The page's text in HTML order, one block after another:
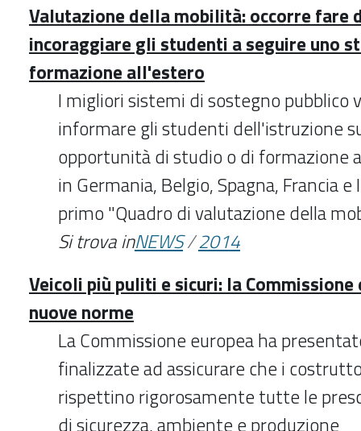
Valutazione della mobilità: occorre fare
incoraggiare gli studenti a seguire uno
formazione all'estero
I migliori sistemi di sostegno pubblico
informare gli studenti dell'istruzione
opportunità di studio o di formazione
in Germania, Belgio, Spagna, Francia
primo "Quadro di valutazione della
Si trova inNEWS/2014
Veicoli più puliti e sicuri: la
nuove norme
La Commissione europea ha
finalizzate ad assicurare che i
rispettino rigorosamente tutte le
di sicurezza, ambiente e produzione